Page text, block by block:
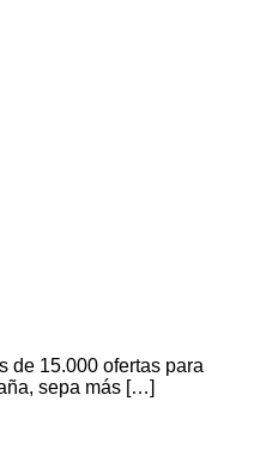
de 15.000 ofertas para
sepa más […]